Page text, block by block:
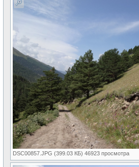
DSC00857.JPG (399.03 КБ) 46923 просмотра